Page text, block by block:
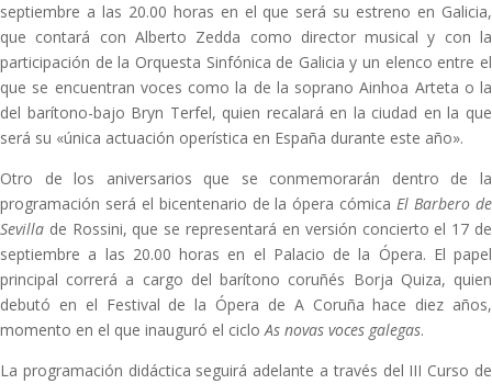
septiembre a las 20.00 horas en el que será su estreno en Galicia,
que contará con Alberto Zedda como director musical y con la
participación de la Orquesta Sinfónica de Galicia y un elenco entre el
que se encuentran voces como la de la soprano Ainhoa Arteta o la
del barítono-bajo Bryn Terfel, quien recalará en la ciudad en la que
será su «única actuación operística en España durante este año».
Otro de los aniversarios que se conmemorarán dentro de la
programación será el bicentenario de la ópera cómicaEl Barbero de
Sevilla de Rossini, que se representará en versión concierto el 17 de
septiembre a las 20.00 horas en el Palacio de la Ópera. El papel
principal correrá a cargo del barítono coruñés Borja Quiza, quien
debutó en el Festival de la Ópera de A Coruña hace diez años,
momento en el que inauguró el cicloAs novas voces galegas.
La programación didáctica seguirá adelante a través del III Curso de